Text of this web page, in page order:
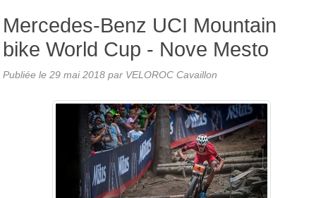
Mercedes-Benz UCI Mountain
bike World Cup - Nove Mesto
Publiée le 29 mai 2018 par VELOROC Cavaillon